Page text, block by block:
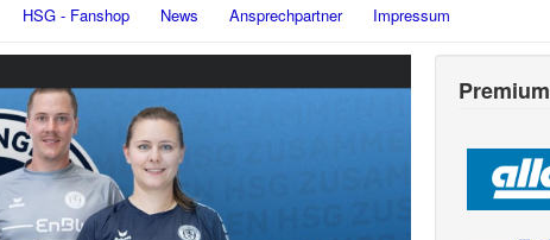
HSG - Fanshop News Ansprechpartner Impressum